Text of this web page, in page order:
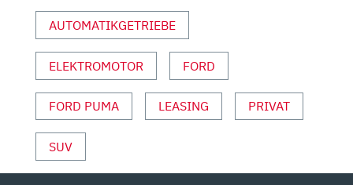
ANZEIGEN
AUTOMATIKGETRIEBE
ELEKTROMOTOR FORD
FORD PUMA LEASING PRIVAT
SUV